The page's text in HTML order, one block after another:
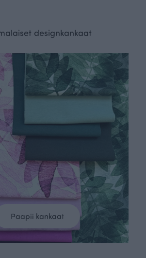
designkankaat
Paapii kankaat